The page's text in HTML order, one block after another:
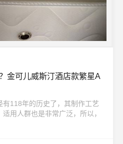
金可儿威斯汀酒店款繁星A
118年的历史了，其制作工艺
用人群也是非常广泛，所以，